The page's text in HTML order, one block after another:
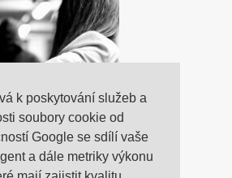
k poskytování služeb a
soubory cookie od
Google se sdílí vaše
a dále metriky výkonu